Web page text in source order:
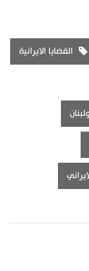
القضايا الايرانية